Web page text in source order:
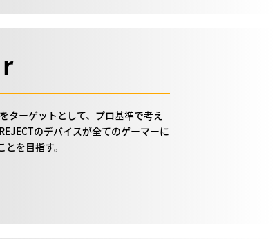
ターゲットとして、プロ基準で考え
のデバイスが全てのゲーマーに
を目指す。